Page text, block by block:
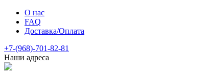
О нас
FAQ
Доставка/Оплата
+7-(968)-701-82-81
Наши адреса